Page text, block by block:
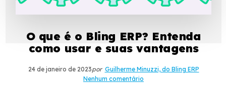
O que é o Bling ERP? Entenda
como usar e suas vantagens
24 de janeiro de 2023por Guilherme Minuzzi, do Bling ERP
Nenhum comentário